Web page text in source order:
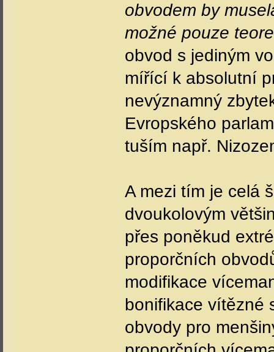
obvodem by
možné pouze
obvod s jediným
mířící k absolutní
nevýznamný
Evropského
tuším např.
A mezi tím je celá
dvoukolovým
přes poněkud
proporčních
modifikace
bonifikace vítězné
obvody pro